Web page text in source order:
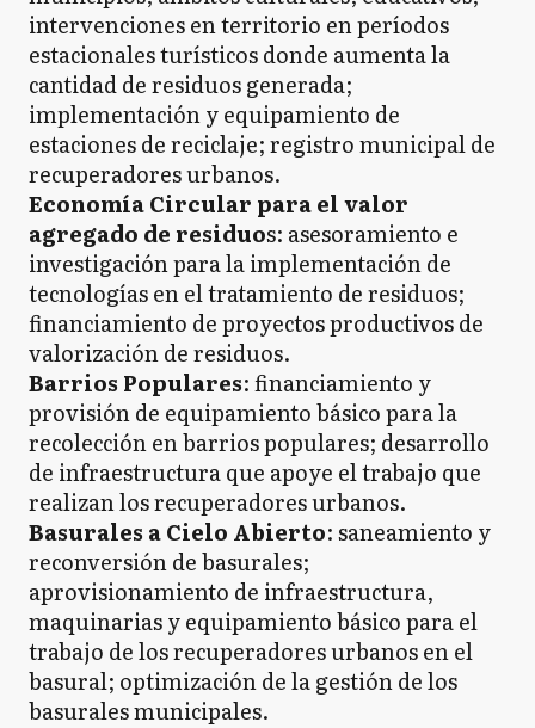
intervenciones en territorio en períodos
estacionales turísticos donde aumenta la
cantidad de residuos generada;
implementación y equipamiento de
estaciones de reciclaje; registro municipal de
recuperadores urbanos.
Economía Circular para el valor
agregado de residuos: asesoramiento e
investigación para la implementación de
tecnologías en el tratamiento de residuos;
financiamiento de proyectos productivos de
valorización de residuos.
Barrios Populares: financiamiento y
provisión de equipamiento básico para la
recolección en barrios populares; desarrollo
de infraestructura que apoye el trabajo que
realizan los recuperadores urbanos.
Basurales a Cielo Abierto: saneamiento y
reconversión de basurales;
aprovisionamiento de infraestructura,
maquinarias y equipamiento básico para el
trabajo de los recuperadores urbanos en el
basural; optimización de la gestión de los
basurales municipales.